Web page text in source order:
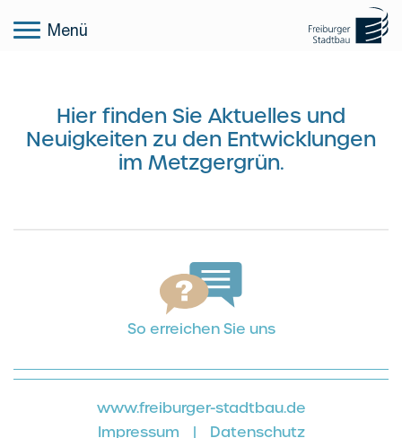
Menü
Hier finden Sie Aktuelles und
Neuigkeiten zu den Entwicklungen
im Metzgergrün.
So erreichen Sie uns
www.freiburger-stadtbau.de
Impressum
| Datenschutz